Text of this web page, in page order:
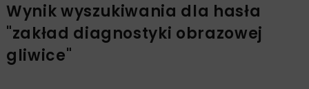
Wynik wyszukiwania dla hasła
"zakład diagnostyki obrazowej
gliwice"